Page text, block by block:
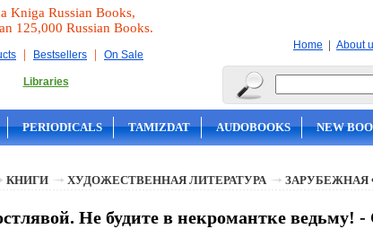
Kniga Russian Books,
125,000 Russian Books.
| Bestsellers | On Sale
Libraries
Home | About
PERIODICALS TAMIZDAT AUDOBOOKS NEW
КНИГИ ХУДОЖЕСТВЕННАЯ ЛИТЕРАТУРА ЗАРУБЕЖНАЯ
Не будите в некромантке ведьму!